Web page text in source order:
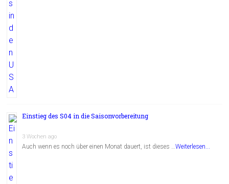
Einstieg des S04 in die Saisonvorbereitung
3 Wochen ago
Auch wenn es noch über einen Monat dauert, ist dieses …Weiterlesen...